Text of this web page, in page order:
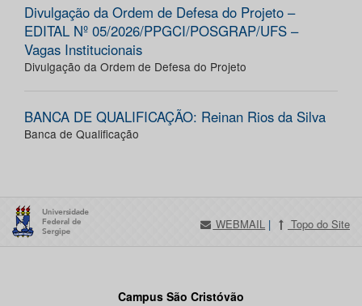
Divulgação da Ordem de Defesa do Projeto –
EDITAL Nº 05/2026/PPGCI/POSGRAP/UFS –
Vagas Institucionais
Divulgação da Ordem de Defesa do Projeto
BANCA DE QUALIFICAÇÃO: Reinan Rios da Silva
Banca de Qualificação
WEBMAIL | Topo do Site
Campus São Cristóvão